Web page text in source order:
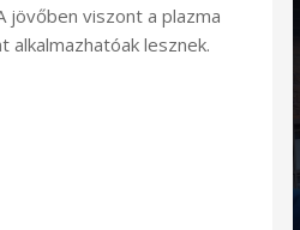
jövőben viszont a plazma
lesznek.